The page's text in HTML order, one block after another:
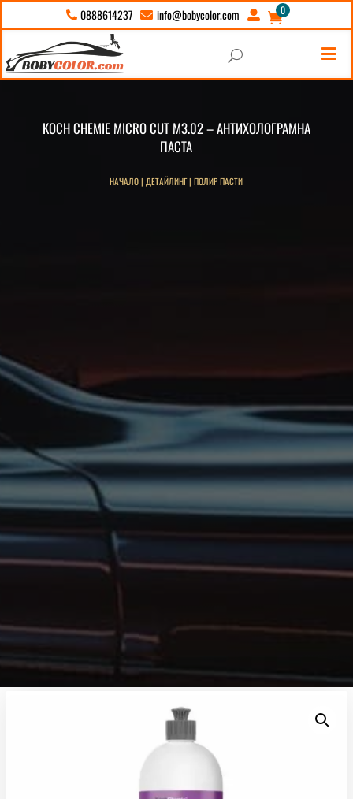
 0888614237  info@bobycolor.com  
0

U
KOCH CHEMIE MICRO CUT M3.02 – АНТИХОЛОГРАМНА
ПАСТА
НАЧАЛО| ДЕТАЙЛИНГ|ПОЛИР ПАСТИ